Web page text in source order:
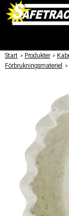
Start / Produkter /
Förbrukningsmateriel
/